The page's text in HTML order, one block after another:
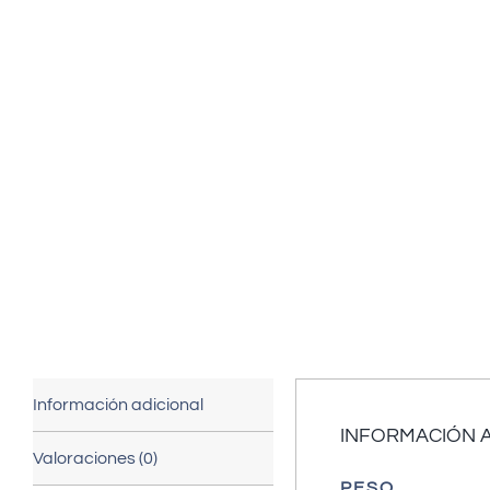
Información adicional
Valoraciones (0)
INFORMACIÓN